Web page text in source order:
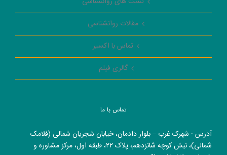
مقالات روانشناسی
تماس با اکسیر
گالری فیلم
تماس با ما
آدرس : شهرک غرب – بلوار دادمان، خیابان شجریان شمالی (فلامک
شمالی)، نبش کوچه شانزدهم، پلاک ۲۲، طبقه اول، مرکز مشاوره و